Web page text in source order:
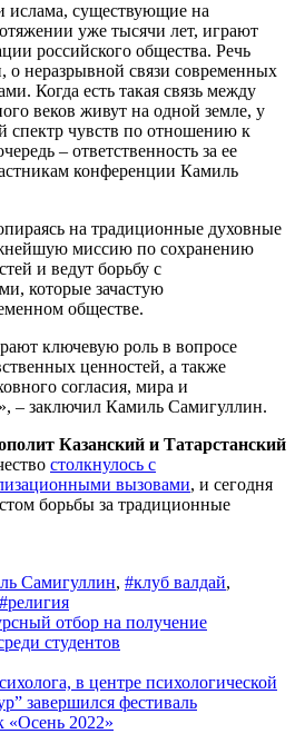
ислама, существующие на
уже тысячи лет, играют
российского общества. Речь
о неразрывной связи современных
Когда есть такая связь между
веков живут на одной земле, у
спектр чувств по отношению к
– ответственность за ее
конференции Камиль
на традиционные духовные
миссию по сохранению
и ведут борьбу с
которые зачастую
обществе.
ключевую роль в вопросе
ценностей, а также
согласия, мира и
– заключил Камиль Самигуллин.
Казанский и Татарстанский
столкнулось с
вызовами, и сегодня
борьбы за традиционные
Самигуллин, #клуб валдай,
#религия
отбор на получение
студентов
в центре психологической
завершился фестиваль
«Осень 2022»